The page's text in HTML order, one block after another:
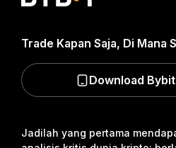
Jadilah yang pertama
Trade Kapan Saja, Di Mana
Download